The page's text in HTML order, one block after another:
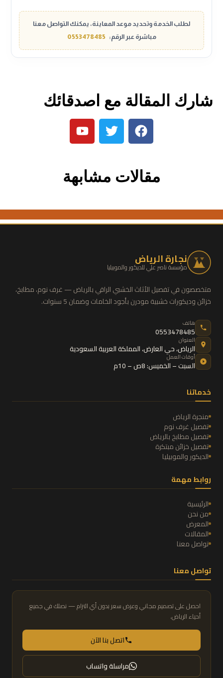
بأرفف جدارية معلقة، وإضاءات LED مخفية، وتكسيات خشبية
متناسقة تغطي كامل الحائط باحترافية.
لطلب الخدمة وتحديد موعد المعاينة، يمكنك التواصل معنا
مباشرة عبر الرقم: 0553478485
شارك المقالة مع اصدقائك
مقالات مشابهة
نجارة الرياض
مؤسسة ناصر علي للديكور والموبيليا
متخصصون في تفصيل الأثاث الخشبي الراقي بالرياض — غرف نوم، مطابخ،
خزائن وديكورات خشبية مودرن بأجود الخامات وضمان 5 سنوات.
هاتف
0553478485
العنوان
الرياض،حي العارض،المملكة العربية السعودية
أوقات العمل
السبت – الخميس: 8ص – 10م
خدماتنا
منجرة الرياض
تفصيل غرف نوم
تفصيل مطابخ بالرياض
تفصيل خزائن مبتكرة
الديكور والموبيليا
روابط مهمة
الرئيسية
من نحن
المعرض
المقالات
تواصل معنا
تواصل معنا
احصل على تصميم مجاني وعرض سعر بدون أي التزام — نصلك في جميع
أحياء الرياض.
اتصل بنا الآن
مراسلة واتساب